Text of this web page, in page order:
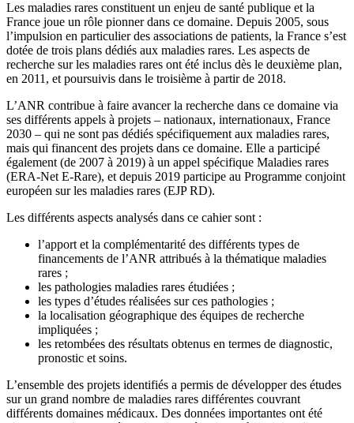
Les maladies rares constituent un enjeu de santé publique et la
France joue un rôle pionner dans ce domaine. Depuis 2005, sous
l’impulsion en particulier des associations de patients, la France s’est
dotée de trois plans dédiés aux maladies rares. Les aspects de
recherche sur les maladies rares ont été inclus dès le deuxième plan,
en 2011, et poursuivis dans le troisième à partir de 2018.
L’ANR contribue à faire avancer la recherche dans ce domaine via
ses différents appels à projets – nationaux, internationaux, France
2030 – qui ne sont pas dédiés spécifiquement aux maladies rares,
mais qui financent des projets dans ce domaine. Elle a participé
également (de 2007 à 2019) à un appel spécifique Maladies rares
(ERA-Net E-Rare), et depuis 2019 participe au Programme conjoint
européen sur les maladies rares (EJP RD).
Les différents aspects analysés dans ce cahier sont :
l’apport et la complémentarité des différents types de
financements de l’ANR attribués à la thématique maladies
rares ;
les pathologies maladies rares étudiées ;
les types d’études réalisées sur ces pathologies ;
la localisation géographique des équipes de recherche
impliquées ;
les retombées des résultats obtenus en termes de diagnostic,
pronostic et soins.
L’ensemble des projets identifiés a permis de développer des études
sur un grand nombre de maladies rares différentes couvrant
différents domaines médicaux. Des données importantes ont été